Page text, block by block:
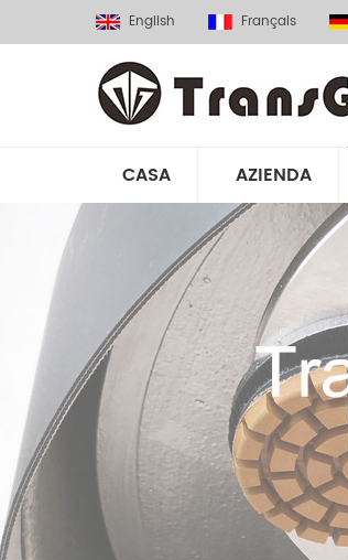
English Français
CASA AZIENDA